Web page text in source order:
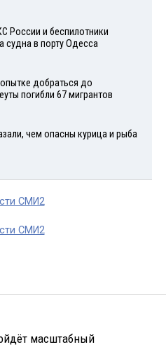
России и беспилотники
судна в порту Одесса
добраться до
погибли 67 мигрантов
чем опасны курица и рыба
СМИ2
СМИ2
масштабный